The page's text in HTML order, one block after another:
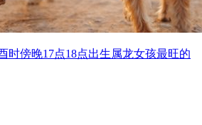
时傍晚17点18点出生属龙女孩最旺的